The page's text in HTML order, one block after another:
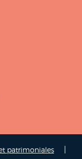
patrimoniales